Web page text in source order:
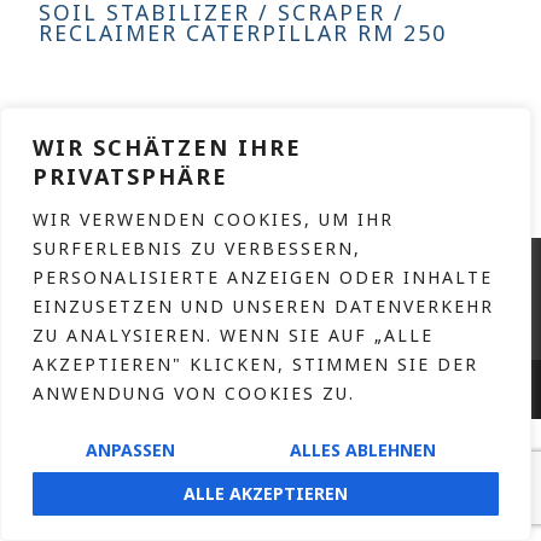
WIR SCHÄTZEN IHRE
PRIVATSPHÄRE
WIR VERWENDEN COOKIES, UM IHR
SURFERLEBNIS ZU VERBESSERN,
PERSONALISIERTE ANZEIGEN ODER INHALTE
EINZUSETZEN UND UNSEREN DATENVERKEHR
ZU ANALYSIEREN. WENN SIE AUF „ALLE
AKZEPTIEREN" KLICKEN, STIMMEN SIE DER
ANWENDUNG VON COOKIES ZU.
ANPASSEN
ALLES ABLEHNEN
ALLE AKZEPTIEREN
SOIL STABILIZER / SCRAPER /
RECLAIMER CATERPILLAR RM 250
READ MORE
IMPRINT
PRIVACY POLICY
COPYRIGHT © 2026 – DESIGN BYHOFNAAR.DE